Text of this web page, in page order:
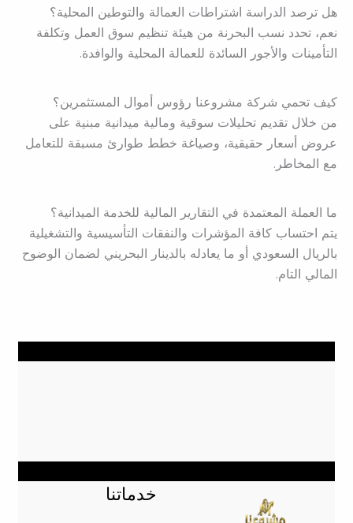
هل ترصد الدراسة اشتراطات العمالة والتوطين المحلية؟
نعم، تحدد نسب البحرنة من هيئة تنظيم سوق العمل وتكلفة
التأمينات والأجور السائدة للعمالة المحلية والوافدة.
كيف تحمي شركة مشروعنا رؤوس أموال المستثمرين؟
من خلال تقديم تحليلات سوقية ومالية ميدانية مبنية على
عروض أسعار حقيقية، وصياغة خطط طوارئ مسبقة للتعامل
مع المخاطر.
ما العملة المعتمدة في التقارير المالية للخدمة الميدانية؟
يتم احتساب كافة المؤشرات والنفقات التأسيسية والتشغيلية
بالريال السعودي أو ما يعادله بالدينار البحريني لضمان الوضوح
المالي التام.
خدماتنا